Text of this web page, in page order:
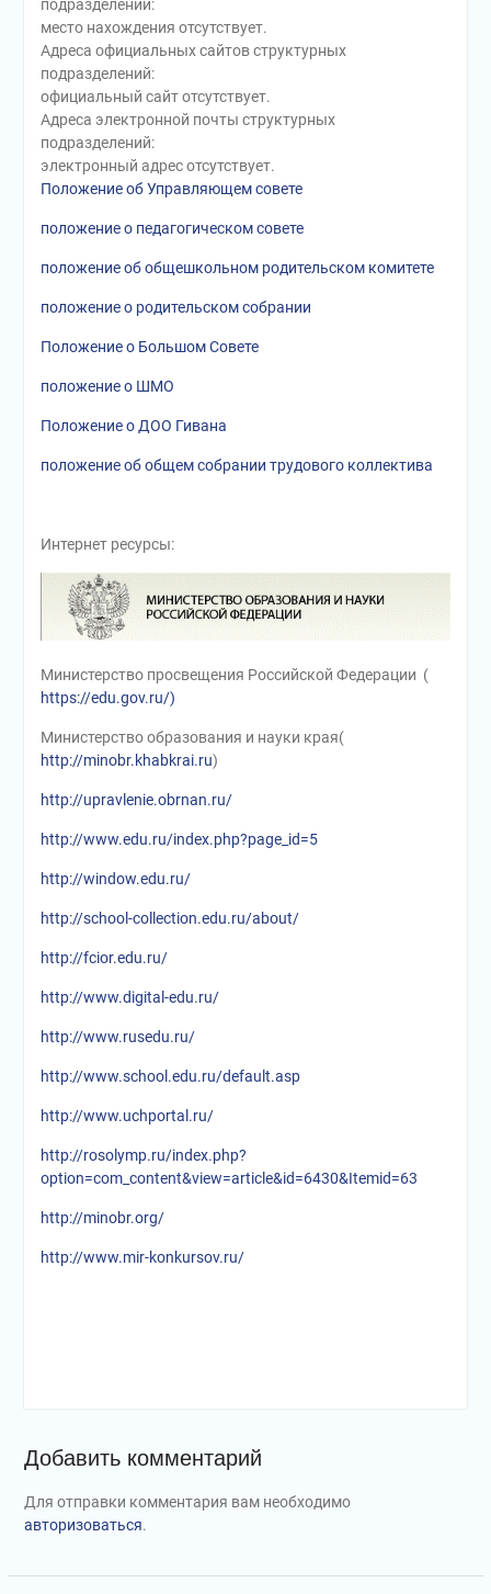
подразделений:
место нахождения отсутствует.
Адреса официальных сайтов структурных
подразделений:
официальный сайт отсутствует.
Адреса электронной почты структурных
подразделений:
электронный адрес отсутствует.
Положение об Управляющем совете
положение о педагогическом совете
положение об общешкольном родительском комитете
положение о родительском собрании
Положение о Большом Совете
положение о ШМО
Положение о ДОО Гивана
положение об общем собрании трудового коллектива
Интернет ресурсы:
Министерство просвещения Российской Федерации (
https://edu.gov.ru/)
Министерство образования и науки края(
http://minobr.khabkrai.ru)
http://upravlenie.obrnan.ru/
http://www.edu.ru/index.php?page_id=5
http://window.edu.ru/
http://school-collection.edu.ru/about/
http://fcior.edu.ru/
http://www.digital-edu.ru/
http://www.rusedu.ru/
http://www.school.edu.ru/default.asp
http://www.uchportal.ru/
http://rosolymp.ru/index.php?
option=com_content&view=article&id=6430&Itemid=63
http://minobr.org/
http://www.mir-konkursov.ru/
Добавить комментарий
Для отправки комментария вам необходимо
авторизоваться.